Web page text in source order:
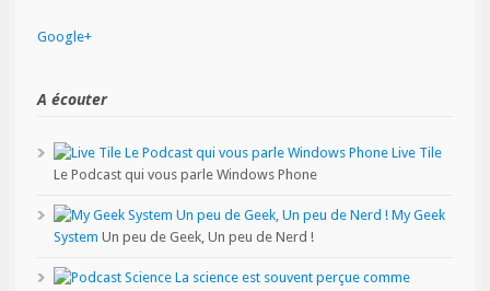
Google+
A écouter
Live Tile
Le Podcast qui vous parle Windows Phone
My Geek
System Un peu de Geek, Un peu de Nerd !